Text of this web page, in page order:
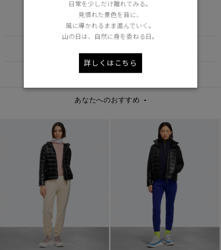
アクティブな活動に適した軽さ
DETAIL
あなたへのおすすめ
日常を少しだけ離れてみる。
見慣れた景色を背に、
風に導かれるまま進んでいく。
山の日は、自然に身を委ねる日。
詳しくはこちら